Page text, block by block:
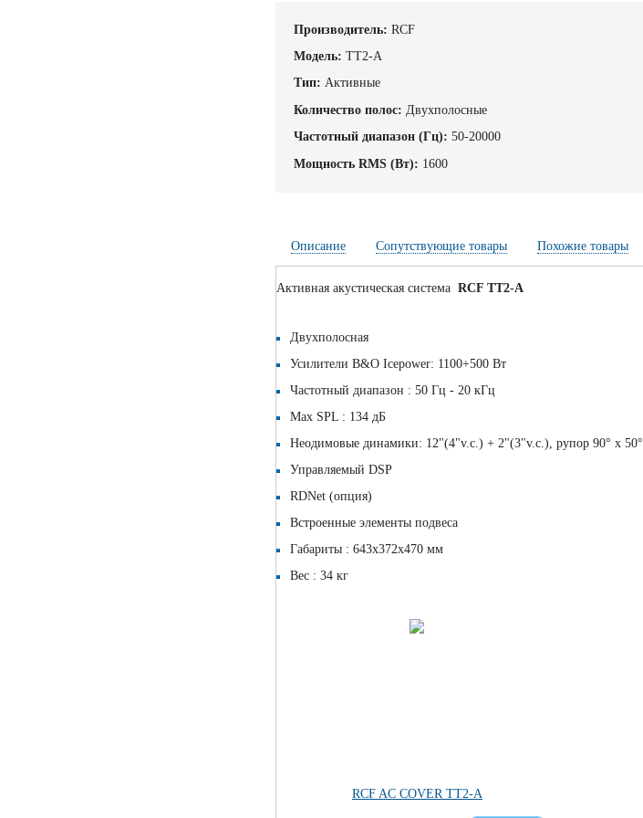
Производитель: RCF
Модель: TT2-A
Тип: Активные
Количество полос: Двухполосные
Частотный диапазон (Гц): 50-20000
Мощность RMS (Вт): 1600
Описание Сопутствующие товары Похожие товары
Активная акустическая системаRCF TT2-A
Двухполосная
Усилители B&O Icepower: 1100+500 Вт
Частотный диапазон : 50 Гц - 20 кГц
Max SPL : 134 дБ
Неодимовые динамики: 12"(4"v.c.) + 2"(3"v.c.), рупор 90° х 50°
Управляемый DSP
RDNet (опция)
Встроенные элементы подвеса
Габариты : 643х372х470 мм
Вес : 34 кг
RCF AC COVER TT2-A